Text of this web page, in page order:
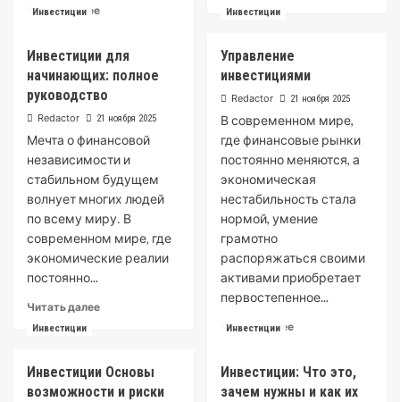
Читать далееRead
Фонды
фондов
прямых
Комплексный
обзор
инвестиции:
Все,
нужно
знать
Инвестиции
Инвестиции для
начинающих: полное
руководство
Redactor 21 ноября 2025
Мечта о финансовой
независимости и
стабильном будущем
волнует многих людей
по всему миру․ В
современном мире‚ где
экономические реалии
постоянно...
Читать далееRead
для
начинающих:
Инвестиции
Управление
инвестициями
Redactor 21 ноября 2025
В современном мире,
где финансовые рынки
постоянно меняются, а
экономическая
нестабильность стала
нормой, умение
грамотно
распоряжаться своими
активами приобретает
первостепенное...
Читать далееRead
Управление
инвестициями
Инвестиции
Инвестиции Основы
возможности и риски
Инвестиции
Инвестиции: Что это,
зачем нужны и как их